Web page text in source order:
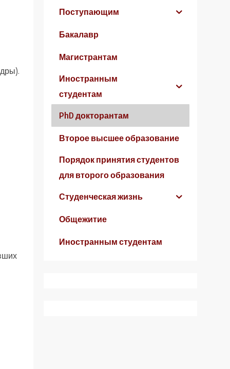
Поступающим
Бакалавр
Магистрантам
Иностранным
студентам
PhD докторантам
Второе высшее образование
Порядок принятия студентов
для второго образования
Студенческая жизнь
Общежитие
Иностранным студентам